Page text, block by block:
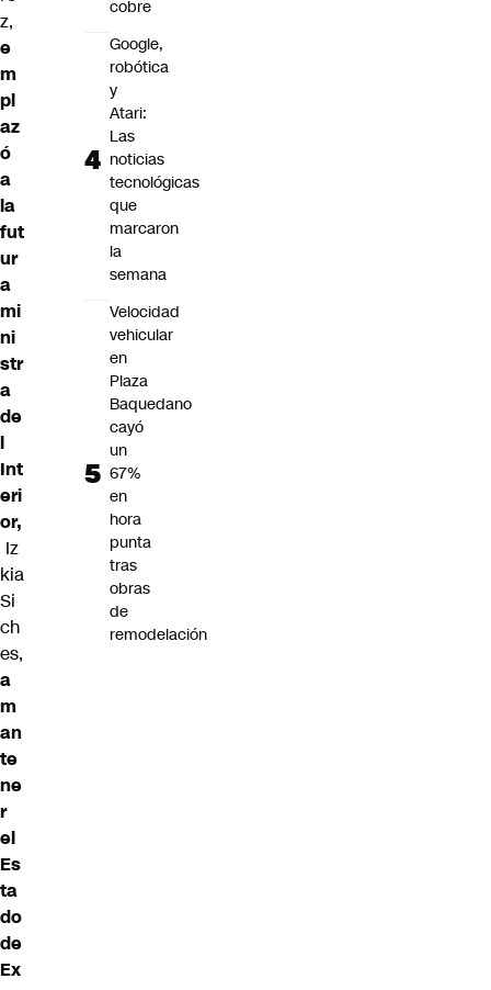
z,
e
m
pl
az
ó
a
la
fut
ur
a
mi
ni
str
a
de
l
Int
eri
or,
Iz
kia
Si
ch
es,
a
m
an
te
ne
r
el
Es
ta
do
de
Ex
cobre
Google,
robótica
y
Atari:
Las
noticias
tecnológicas
que
marcaron
la
semana
Velocidad
vehicular
en
Plaza
Baquedano
cayó
un
67%
en
hora
punta
tras
obras
de
remodelación